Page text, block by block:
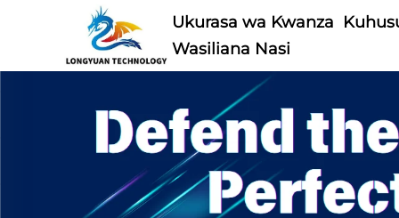
Ukurasa wa Kwanza
Wasiliana Nasi